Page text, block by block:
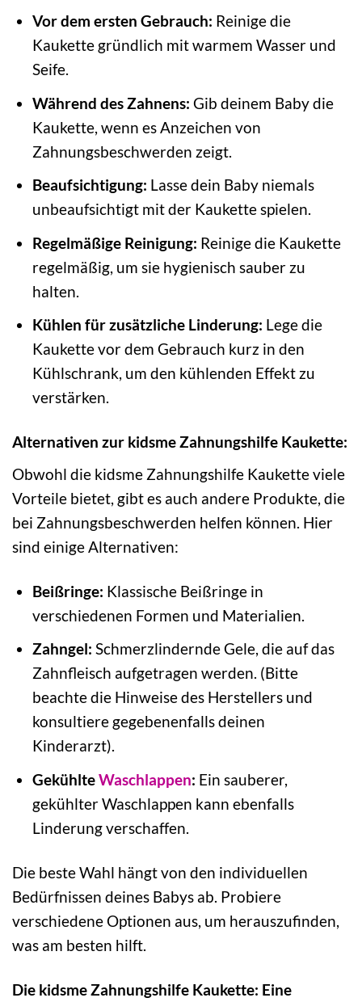
Vor dem ersten Gebrauch: Reinige die
Kaukette gründlich mit warmem Wasser und
Seife.
Während des Zahnens: Gib deinem Baby die
Kaukette, wenn es Anzeichen von
Zahnungsbeschwerden zeigt.
Beaufsichtigung: Lasse dein Baby niemals
unbeaufsichtigt mit der Kaukette spielen.
Regelmäßige Reinigung: Reinige die Kaukette
regelmäßig, um sie hygienisch sauber zu
halten.
Kühlen für zusätzliche Linderung: Lege die
Kaukette vor dem Gebrauch kurz in den
Kühlschrank, um den kühlenden Effekt zu
verstärken.
Alternativen zur kidsme Zahnungshilfe Kaukette:
Obwohl die kidsme Zahnungshilfe Kaukette viele
Vorteile bietet, gibt es auch andere Produkte, die
bei Zahnungsbeschwerden helfen können. Hier
sind einige Alternativen:
Beißringe: Klassische Beißringe in
verschiedenen Formen und Materialien.
Zahngel: Schmerzlindernde Gele, die auf das
Zahnfleisch aufgetragen werden. (Bitte
beachte die Hinweise des Herstellers und
konsultiere gegebenenfalls deinen
Kinderarzt).
GekühlteWaschlappen: Ein sauberer,
gekühlter Waschlappen kann ebenfalls
Linderung verschaffen.
Die beste Wahl hängt von den individuellen
Bedürfnissen deines Babys ab. Probiere
verschiedene Optionen aus, um herauszufinden,
was am besten hilft.
Die kidsme Zahnungshilfe Kaukette: Eine